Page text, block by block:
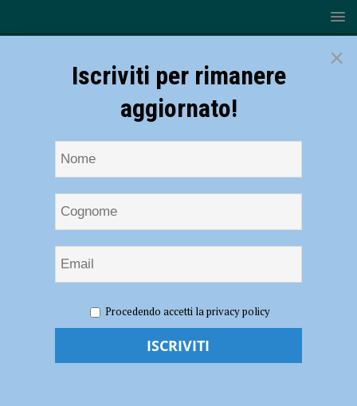
occasione persa: Mogliano espugna il Beltrametti 9-18
Rugby Lyons, occasione persa: Mogliano
×
Iscriviti per rimanere
aggiornato!
Procedendo accetti la privacy policy